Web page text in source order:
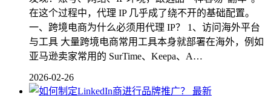
在这个过程中，代理 IP 几乎成了绕不开的基础配置。
一、跨境电商为什么必须用代理 IP？ 1、访问海外平台
与工具 大量跨境电商常用工具本身就部署在海外，例如
亚马逊卖家常用的 SurTime、Keepa、A…
2026-02-26
最新